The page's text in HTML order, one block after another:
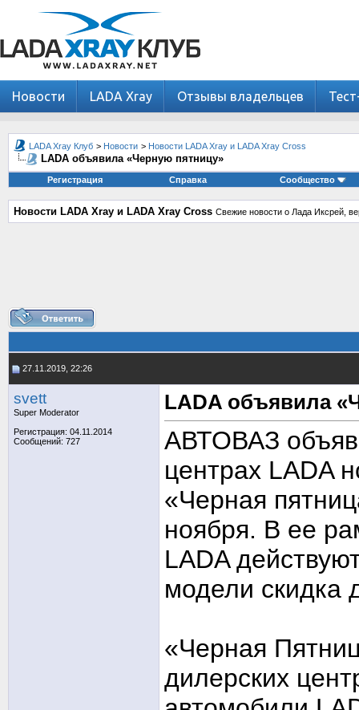
Новости LADA Xray Отзывы владельцев
LADA Xray Клуб > Новости > Новости LADA Xray и LADA Xray Cross
LADA объявила «Черную пятницу»
Регистрация Справка Сообщество
Новости LADA Xray и LADA Xray Cross Свежие новости о Лада Иксрей,
27.11.2019, 22:26
svett
Super Moderator
Регистрация: 04.11.2014
Сообщений: 727
LADA объявила
АВТОВАЗ
центрах LADA
«Черная
ноября. В ее
LADA
модели скидка
«Черная
дилерских